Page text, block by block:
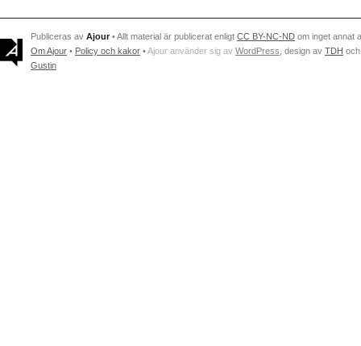
Publiceras av Ajour • Allt material är publicerat enligt CC BY-NC-ND om inget annat
Om Ajour • Policy och kakor •Ajour använder sig av WordPress , design av TDH
Gustin